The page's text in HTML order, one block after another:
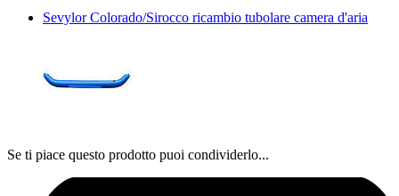
Sevylor Colorado/Sirocco ricambio tubolare camera d'aria
Se ti piace questo prodotto puoi condividerlo...